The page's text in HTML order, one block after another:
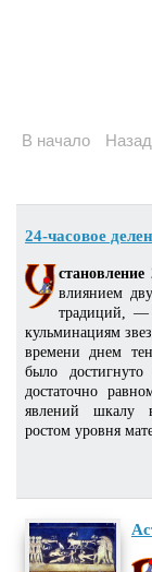
В начало Назад
24-часовое
становление
влиянием
традиций, —
кульминациям
времени днем
было
достаточно
явлений шкалу
ростом уровня